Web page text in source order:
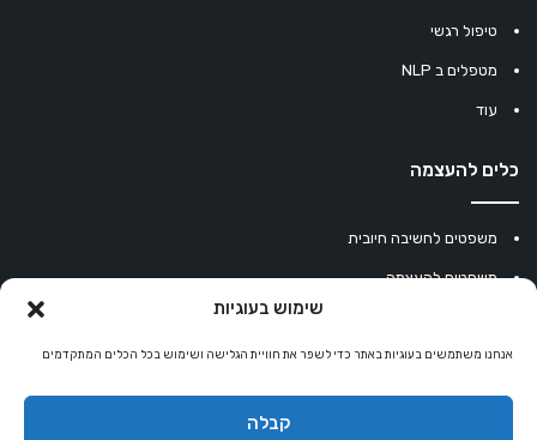
שימוש בעוגיות
אנחנו משתמשים בעוגיות באתר כדי לשפר את חוויית הגלישה ושימוש בכל הכלים המתקדמים
קבלה
טיפול רגשי
מטפלים ב NLP
עוד
כלים להעצמה
משפטים לחשיבה חיובית
משפטים להעצמה
מחשבון נומרולוגיה
קריסטלים למזלות